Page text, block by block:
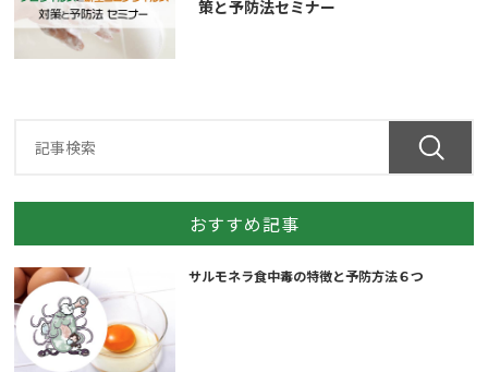
策と予防法セミナー
おすすめ記事
サルモネラ食中毒の特徴と予防方法６つ